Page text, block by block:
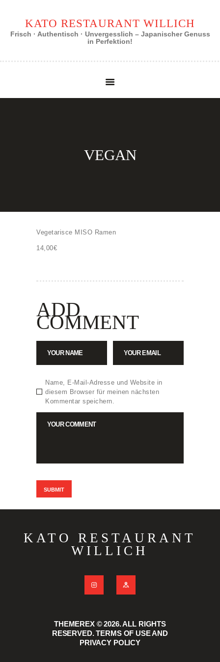
KATO RESTAURANT WILLICH
Frisch · Authentisch · Unvergesslich – Japanischer Genuss
in Perfektion!
VEGAN
KATO RESTAURANT WILLICH
Frisch · Authentisch · Unvergesslich – Japanischer Genuss in Perfektion!
Vegetarisce MISO Ramen
14,00€
ADD
COMMENT
Name, E-Mail-Adresse und Website in
diesem Browser für meinen nächsten
Kommentar speichern.
KATO RESTAURANT
WILLICH
THEMEREX © 2026. ALL RIGHTS
RESERVED. TERMS OF USE AND
PRIVACY POLICY